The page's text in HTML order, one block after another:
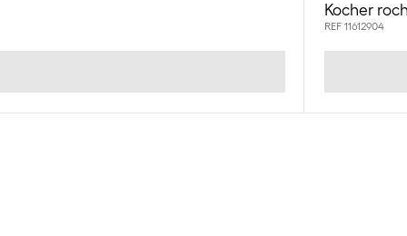
Kocher
REF 11612904